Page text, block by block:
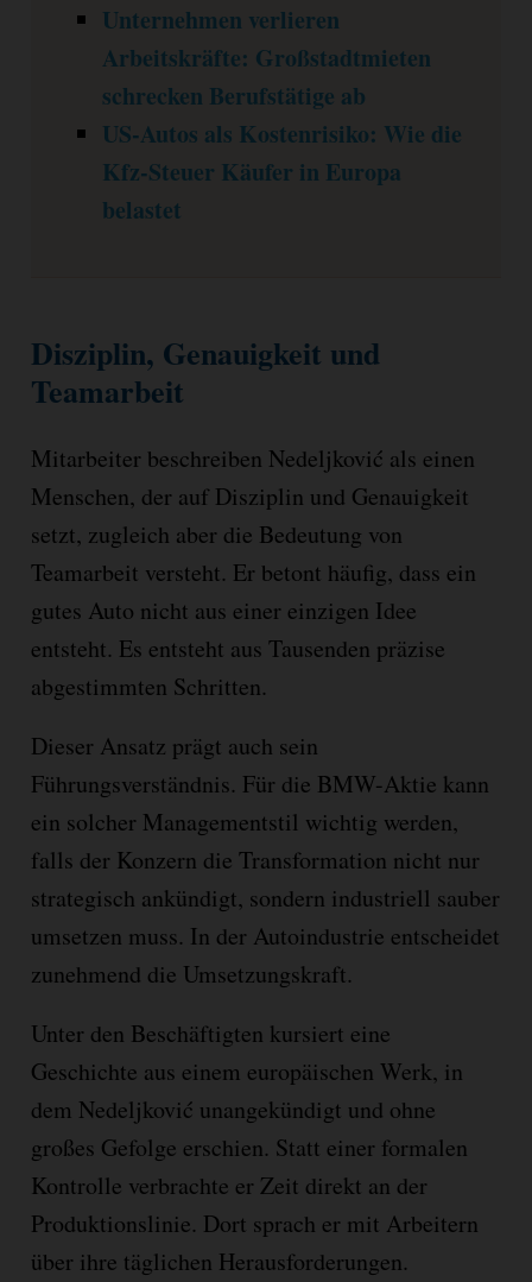
Unternehmen verlieren
Arbeitskräfte: Großstadtmieten
schrecken Berufstätige ab
US-Autos als Kostenrisiko: Wie die
Kfz-Steuer Käufer in Europa
belastet
Disziplin, Genauigkeit und
Teamarbeit
Mitarbeiter beschreiben Nedeljković als einen
Menschen, der auf Disziplin und Genauigkeit
setzt, zugleich aber die Bedeutung von
Teamarbeit versteht. Er betont häufig, dass ein
gutes Auto nicht aus einer einzigen Idee
entsteht. Es entsteht aus Tausenden präzise
abgestimmten Schritten.
Dieser Ansatz prägt auch sein
Führungsverständnis. Für die BMW-Aktie kann
ein solcher Managementstil wichtig werden,
falls der Konzern die Transformation nicht nur
strategisch ankündigt, sondern industriell sauber
umsetzen muss. In der Autoindustrie entscheidet
zunehmend die Umsetzungskraft.
Unter den Beschäftigten kursiert eine
Geschichte aus einem europäischen Werk, in
dem Nedeljković unangekündigt und ohne
großes Gefolge erschien. Statt einer formalen
Kontrolle verbrachte er Zeit direkt an der
Produktionslinie. Dort sprach er mit Arbeitern
über ihre täglichen Herausforderungen.